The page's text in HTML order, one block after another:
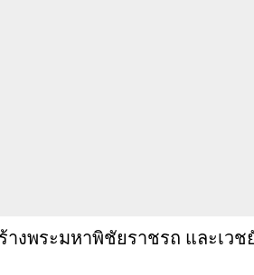
างพระมหาพิชัยราชรถ และเว